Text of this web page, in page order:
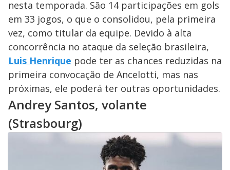
nesta temporada. São 14 participações em gols
em 33 jogos, o que o consolidou, pela primeira
vez, como titular da equipe. Devido à alta
concorrência no ataque da seleção brasileira,
Luis Henrique pode ter as chances reduzidas na
primeira convocação de Ancelotti, mas nas
próximas, ele poderá ter outras oportunidades.
Andrey Santos, volante
(Strasbourg)